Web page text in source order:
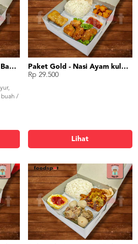
Paket Gold - Nasi Empal Bakar
buah /
Paket Gold - Nasi Ayam kuluyuk (asam manis)
Rp 29.500
Lihat